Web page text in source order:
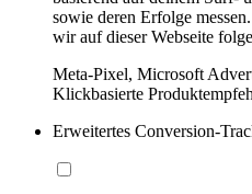
sowie deren Erfolge
wir auf dieser Webseite
Meta-Pixel, Microsoft
Klickbasierte
Erweitertes Conversion-